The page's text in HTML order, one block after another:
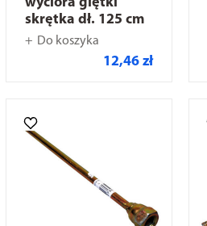
skrętka dł. 125 cm
Do koszyka
12,46 zł